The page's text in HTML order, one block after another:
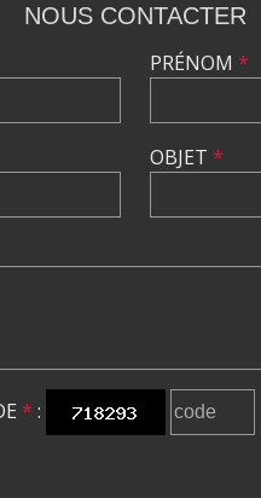
NOUS CONTACTER
PRÉNOM *
OBJET *
* :